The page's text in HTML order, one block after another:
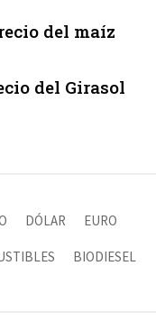
del maíz
del Girasol
DÓLAR EURO
BIODIESEL